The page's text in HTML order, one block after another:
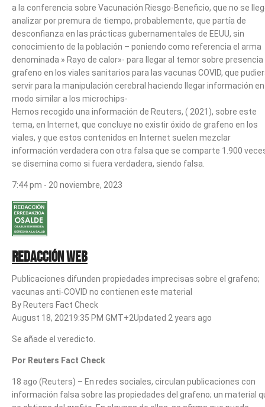
a la conferencia sobre Vacunación Riesgo-Beneficio, que no se
analizar por premura de tiempo, probablemente, que partía de
desconfianza en las prácticas gubernamentales de EEUU, sin
conocimiento de la población – poniendo como referencia el arma
denominada » Rayo de calor»- para llegar al temor sobre presencia
grafeno en los viales sanitarios para las vacunas COVID, que
servir para la manipulación cerebral haciendo llegar información en
modo similar a los microchips-
Hemos recogido una información de Reuters, ( 2021), sobre este
tema, en Internet, que concluye no existir óxido de grafeno en los
viales, y que estos contenidos en Internet suelen mezclar
información verdadera con otra falsa que se comparte 1.900
se disemina como si fuera verdadera, siendo falsa.
7:44 pm - 20 noviembre, 2023
Redacción web
Publicaciones difunden propiedades imprecisas sobre el grafeno;
vacunas anti-COVID no contienen este material
By Reuters Fact Check
August 18, 20219:35 PM GMT+2Updated 2 years ago
Se añade el veredicto.
Por Reuters Fact Check
18 ago (Reuters) – En redes sociales, circulan publicaciones con
información falsa sobre las propiedades del grafeno; un material